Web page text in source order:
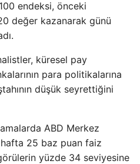
endeksi, önceki
değer kazanarak günü
küresel pay
para politikalarına
düşük seyrettiğini
ABD Merkez
hafta 25 baz puan faiz
yüzde 34 seviyesine